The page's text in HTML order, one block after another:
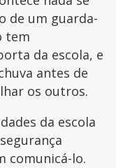
de um guarda-
tem
da escola, e
antes de
os outros.
da escola
comunicá-lo.